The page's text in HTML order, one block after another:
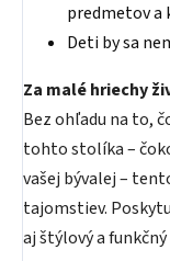
predmetov a
Deti by sa
Za malé hriechy
Bez ohľadu na to,
tohto stolíka –
vašej bývalej –
tajomstiev.
aj štýlový a